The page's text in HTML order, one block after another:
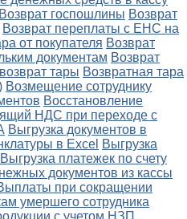
Возврат госпошлины Возврат
Возврат переплаты с ЕНС на
от покупателя Возврат
документам Возврат
тары Возвратная тара
Возмещение сотруднику
Восстановление
НДС при переходе с
Выгрузка документов в
в Excel Выгрузка
Выгрузка платежек по счету
документов из кассы
при сокращении
умершего сотрудника
с учетом НЗП